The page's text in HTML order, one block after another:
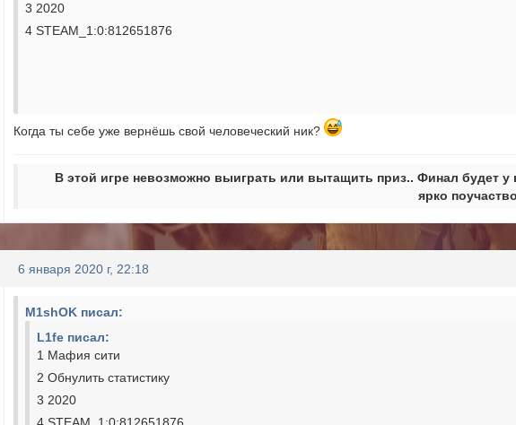
3 2020
4 STEAM_1:0:812651876
Когда ты себе уже вернёшь свой человеческий ник?
В этой игре невозможно выиграть или вытащить приз.. Финал будет
ярко
6 января 2020 г, 22:18
M1shOK писал:
L1fe писал:
1 Мафия сити
2 Обнулить статистику
3 2020